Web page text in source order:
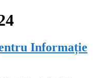
Informație